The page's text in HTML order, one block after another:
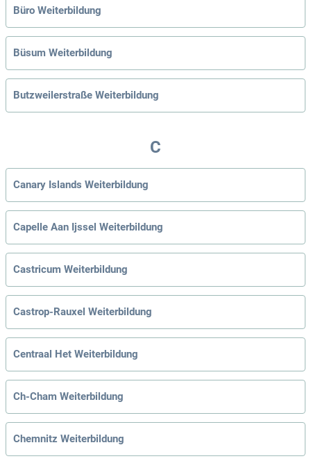
Büro Weiterbildung
Büsum Weiterbildung
Butzweilerstraße Weiterbildung
C
Canary Islands Weiterbildung
Capelle Aan Ijssel Weiterbildung
Castricum Weiterbildung
Castrop-Rauxel Weiterbildung
Centraal Het Weiterbildung
Ch-Cham Weiterbildung
Chemnitz Weiterbildung